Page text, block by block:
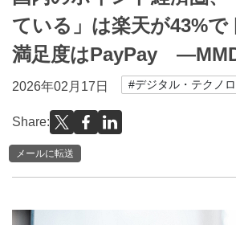
ている」は楽天が43%で
満足度はPayPay
2026年02月17日 #デジタル・テクノ
Share:
メールに転送